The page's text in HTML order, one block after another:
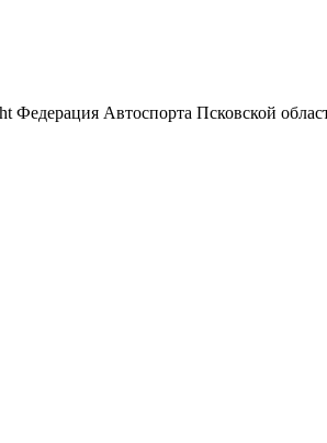
Федерация Автоспорта Псковской